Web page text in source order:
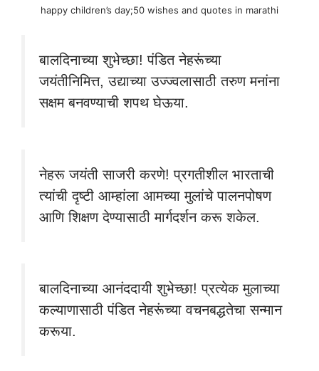
happy children’s day;50 wishes and quotes in marathi
बालदिनाच्या शुभेच्छा! पंडित नेहरूंच्या
जयंतीनिमित्त, उद्याच्या उज्ज्वलासाठी तरुण मनांना
सक्षम बनवण्याची शपथ घेऊया.
नेहरू जयंती साजरी करणे! प्रगतीशील भारताची
त्यांची दृष्टी आम्हांला आमच्या मुलांचे पालनपोषण
आणि शिक्षण देण्यासाठी मार्गदर्शन करू शकेल.
बालदिनाच्या आनंददायी शुभेच्छा! प्रत्येक मुलाच्या
कल्याणासाठी पंडित नेहरूंच्या वचनबद्धतेचा सन्मान
करूया.